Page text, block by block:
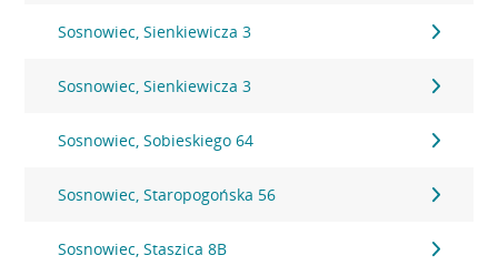
Sosnowiec, Sienkiewicza 3
Sosnowiec, Sienkiewicza 3
Sosnowiec, Sobieskiego 64
Sosnowiec, Staropogońska 56
Sosnowiec, Staszica 8B